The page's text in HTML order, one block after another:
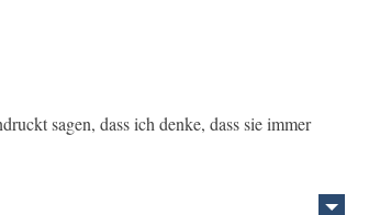
sagen, dass ich denke, dass sie immer